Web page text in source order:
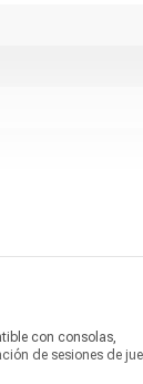
con consolas,
de sesiones de